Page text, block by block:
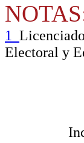
1
Electoral y